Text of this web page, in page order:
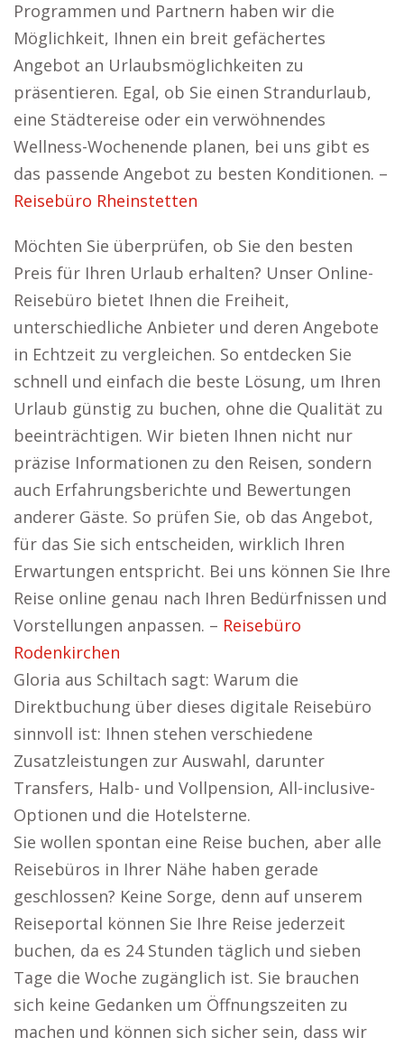
Programmen und Partnern haben wir die
Möglichkeit, Ihnen ein breit gefächertes
Angebot an Urlaubsmöglichkeiten zu
präsentieren. Egal, ob Sie einen Strandurlaub,
eine Städtereise oder ein verwöhnendes
Wellness-Wochenende planen, bei uns gibt es
das passende Angebot zu besten Konditionen. –
Reisebüro Rheinstetten
Möchten Sie überprüfen, ob Sie den besten
Preis für Ihren Urlaub erhalten? Unser Online-
Reisebüro bietet Ihnen die Freiheit,
unterschiedliche Anbieter und deren Angebote
in Echtzeit zu vergleichen. So entdecken Sie
schnell und einfach die beste Lösung, um Ihren
Urlaub günstig zu buchen, ohne die Qualität zu
beeinträchtigen. Wir bieten Ihnen nicht nur
präzise Informationen zu den Reisen, sondern
auch Erfahrungsberichte und Bewertungen
anderer Gäste. So prüfen Sie, ob das Angebot,
für das Sie sich entscheiden, wirklich Ihren
Erwartungen entspricht. Bei uns können Sie Ihre
Reise online genau nach Ihren Bedürfnissen und
Vorstellungen anpassen. – Reisebüro
Rodenkirchen
Gloria aus Schiltach sagt: Warum die
Direktbuchung über dieses digitale Reisebüro
sinnvoll ist: Ihnen stehen verschiedene
Zusatzleistungen zur Auswahl, darunter
Transfers, Halb- und Vollpension, All-inclusive-
Optionen und die Hotelsterne.
Sie wollen spontan eine Reise buchen, aber alle
Reisebüros in Ihrer Nähe haben gerade
geschlossen? Keine Sorge, denn auf unserem
Reiseportal können Sie Ihre Reise jederzeit
buchen, da es 24 Stunden täglich und sieben
Tage die Woche zugänglich ist. Sie brauchen
sich keine Gedanken um Öffnungszeiten zu
machen und können sich sicher sein, dass wir